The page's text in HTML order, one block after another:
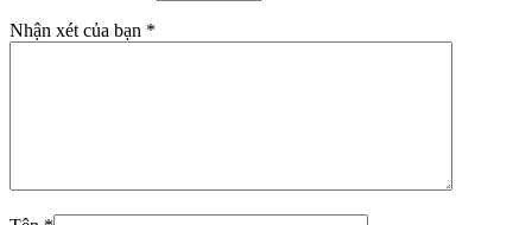
Nhận xét của bạn *